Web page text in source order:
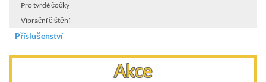
Pro tvrdé čočky
Vibrační čištění
Příslušenství
Akce